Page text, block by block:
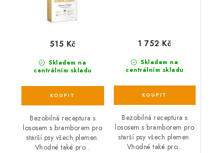
Skladem na
centrálním skladu
515 Kč
Bezobilná receptura s
lososem s bramborem pro
starší psy všech plemen.
Vhodné také pro...
Skladem na
centrálním skladu
1 752 Kč
Bezobilná receptura s
lososem s bramborem pro
starší psy všech plemen.
Vhodné také pro...